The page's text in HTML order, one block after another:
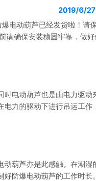
2019/6/27
电动葫芦已经发货啦！请
确保安装稳固牢靠，做
电动葫芦也是由电力驱
力的驱动下进行吊运工
葫芦亦是此感触。在潮
防爆电动葫芦的工作时